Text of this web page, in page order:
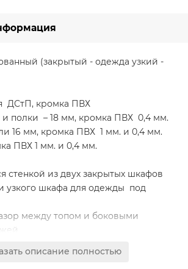
(закрытый - одежда узкий -
ДСтП, кромка ПВХ
полки – 18 мм, кромка ПВХ 0,4 мм.
16 мм, кромка ПВХ 1 мм. и 0,4 мм.
ПВХ 1 мм. и 0,4 мм.
стенкой из двух закрытых шкафов
узкого шкафа для одежды под
между топом и боковыми
папок CORONA высотой 320
описание полностью